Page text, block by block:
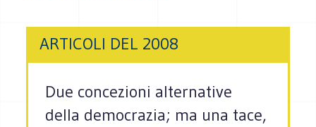
ARTICOLI DEL 2008
Due concezioni alternative
della democrazia; ma una tace,